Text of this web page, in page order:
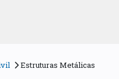
Estruturas Metálicas